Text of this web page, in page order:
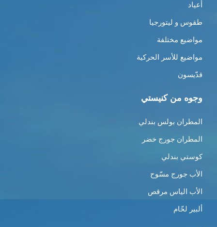
أعياد
طقوس و ليتورجيا
مواضيع مختلفة
مواضيع للأسر الحركية
قدّيسون
وجوه من كنيستي
المطران بولس بندلي
المطران جورج خضر
كوستي بندلي
الأب جورج مسّوح
الأب الياس مرقص
ألبير لحّام